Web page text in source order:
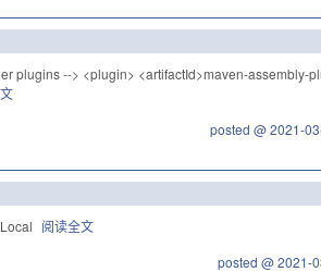
plugins --> <plugin> <artifactId>maven-assembly-
posted @ 2021-
阅读全文
posted @ 2021-